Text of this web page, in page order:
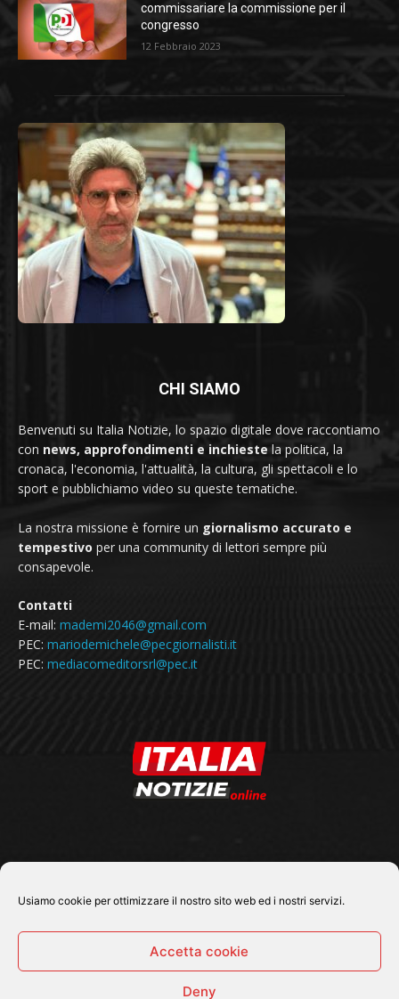
Usiamo cookie per ottimizzare il nostro sito web ed i nostri servizi.
Accetta cookie
Deny
commissariare la commissione per il
congresso
12 Febbraio 2023
CHI SIAMO
Benvenuti su Italia Notizie, lo spazio digitale dove raccontiamo
con news, approfondimenti e inchieste la politica, la
cronaca, l'economia, l'attualità, la cultura, gli spettacoli e lo
sport e pubblichiamo video su queste tematiche.
La nostra missione è fornire un giornalismo accurato e
tempestivo per una community di lettori sempre più
consapevole.
Contatti
E-mail: mademi2046@gmail.com
PEC: mariodemichele@pecgiornalisti.it
PEC: mediacomeditorsrl@pec.it
SEGUICI SU